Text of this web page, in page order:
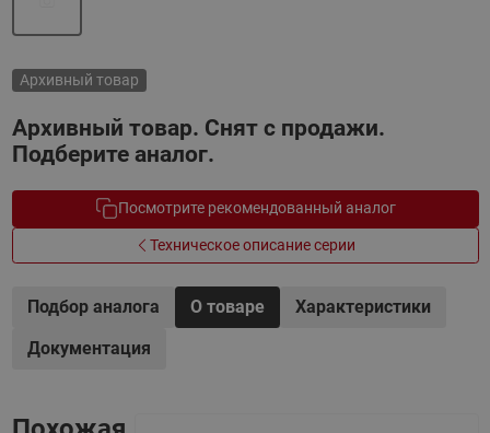
Архивный товар
Архивный товар. Снят с продажи.
Подберите аналог.
Посмотрите рекомендованный аналог
Техническое описание серии
Подбор аналога О товаре
Характеристики
Документация